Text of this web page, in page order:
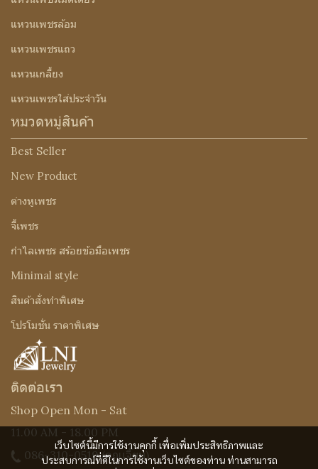
เว็บไซต์นี้มีการใช้งานคุกกี้ เพื่อเพิ่มประสิทธิภาพและ
ประสบการณ์ที่ดีในการใช้งานเว็บไซต์ของท่าน ท่านสามารถ
แหวนเพชรล้อม
แหวนเพชรแถว
แหวนเกลี้ยง
แหวนเพชรใส่ประจำวัน
หมวดหมู่สินค้า
Best Seller
New Product
ต่างหูเพชร
จี้เพชร
กำไลเพชร สร้อยข้อมือเพชร
Minimal style
สินค้าสั่งทำพิเศษ
โปรโมชั่น ราคาพิเศษ
ติดต่อเรา
Shop Open Mon - Sat
11.00 AM - 18.00 PM
086-310-0519(คุณเจี๊ยบ)